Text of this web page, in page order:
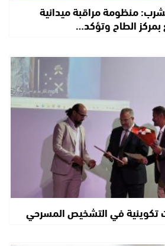
منظومة مراقبة ميدانية
الطاح وتؤكد…
تكوينية في التشخيص المسرحي